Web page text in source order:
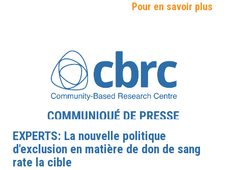
Pour en savoir plus
EXPERTS: La nouvelle politique
d'exclusion en matière de don de sang
rate la cible